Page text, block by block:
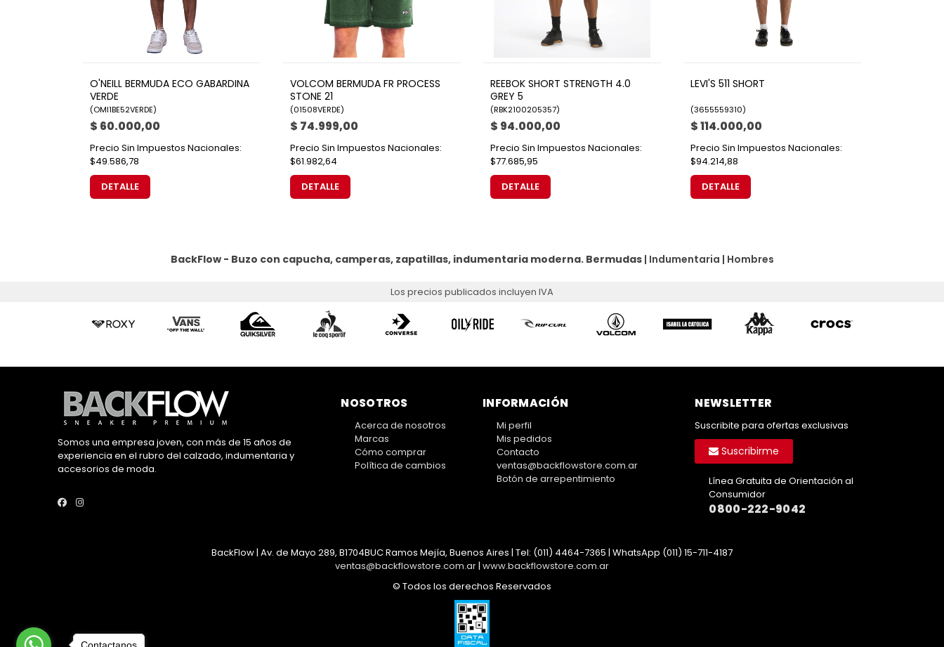
O'NEILL BERMUDA ECO GABARDINA
VERDE
(OMI1BE52VERDE)
$ 60.000,00
Precio Sin Impuestos Nacionales:
$49.586,78
DETALLE
VOLCOM BERMUDA FR PROCESS
STONE 21
(01508VERDE)
$ 74.999,00
Precio Sin Impuestos Nacionales:
$61.982,64
DETALLE
REEBOK SHORT STRENGTH 4.0
GREY 5
(RBK2100205357)
$ 94.000,00
Precio Sin Impuestos Nacionales:
$77.685,95
DETALLE
LEVI'S 511 SHORT
(3655559310)
$ 114.000,00
Precio Sin Impuestos Nacionales:
$94.214,88
DETALLE
BackFlow - Buzo con capucha, camperas, zapatillas, indumentaria moderna. Bermudas| Indumentaria | Hombres
Los precios publicados incluyen IVA
Somos una empresa joven, con más de 15 años de
experiencia en el rubro del calzado, indumentaria y
accesorios de moda.
NOSOTROS
Acerca de nosotros
Marcas
Cómo comprar
Política de cambios
INFORMACIÓN
Mi perfil
Mis pedidos
Contacto
ventas@backflowstore.com.ar
Botón de arrepentimiento
NEWSLETTER
Suscribite para ofertas exclusivas
Suscribirme
Línea Gratuita de Orientación al
Consumidor
0800-222-9042
BackFlow | Av. de Mayo 289, B1704BUC Ramos Mejía, Buenos Aires | Tel: (011) 4464-7365 | WhatsApp (011) 15-711-4187
ventas@backflowstore.com.ar| www.backflowstore.com.ar
© Todos los derechos Reservados